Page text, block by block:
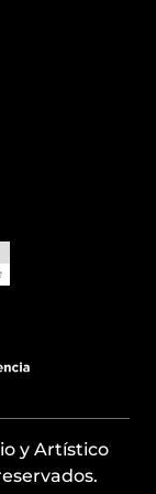
y Artístico